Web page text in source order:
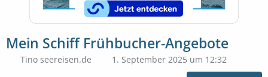
Mein Schiff Frühbucher-Angebote
Tino seereisen.de 1. September 2025 um 12:32